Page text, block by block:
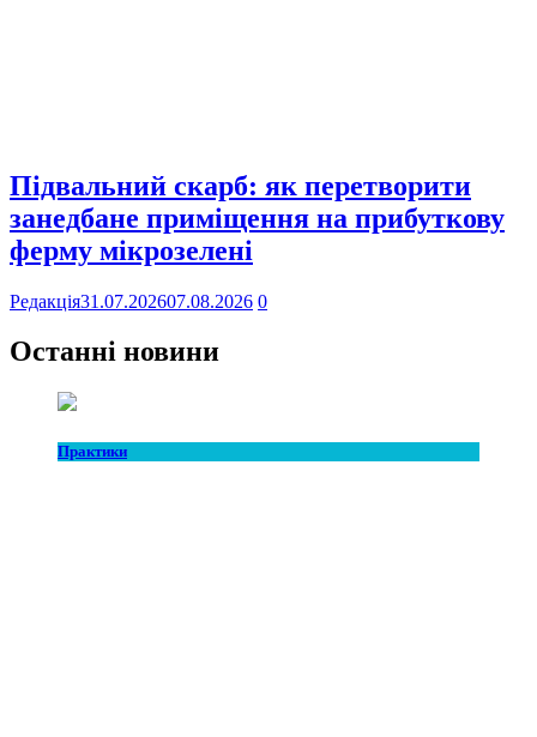
Підвальний скарб: як перетворити
занедбане приміщення на прибуткову
ферму мікрозелені
Редакція31.07.202607.08.2026 0
Останні новини
Практики